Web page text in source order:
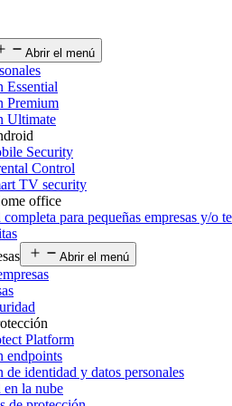
Abrir el menú
Essential
Premium
Ultimate
Security
Control
TV security
office
completa para pequeñas empresas y/o
Abrir el menú
Platform
endpoints
de identidad y datos personales
en la nube